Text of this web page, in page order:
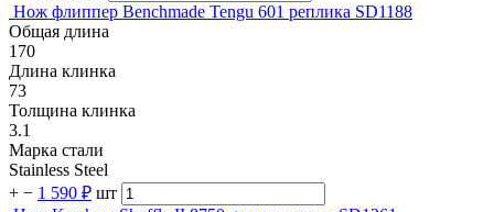
Нож флиппер Benchmade Tengu 601 реплика SD1188
Общая длина
170
Длина клинка
73
Толщина клинка
3.1
Марка стали
Stainless Steel
+ − 1 590 ₽ шт